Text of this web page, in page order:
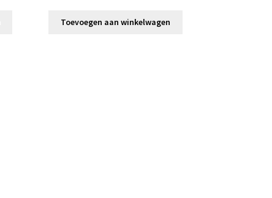
Toevoegen aan winkelwagen